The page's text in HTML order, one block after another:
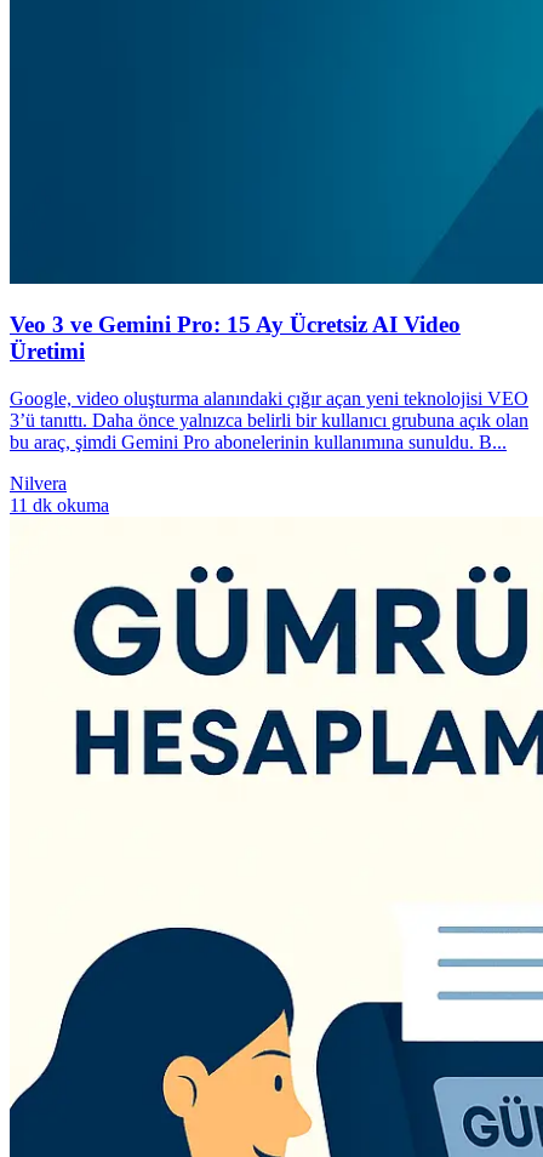
Veo 3 ve Gemini Pro: 15 Ay Ücretsiz AI Video
Üretimi
Google, video oluşturma alanındaki çığır açan yeni teknolojisi VEO
3’ü tanıttı. Daha önce yalnızca belirli bir kullanıcı grubuna açık olan
bu araç, şimdi Gemini Pro abonelerinin kullanımına sunuldu. B...
Nilvera
11 dk okuma